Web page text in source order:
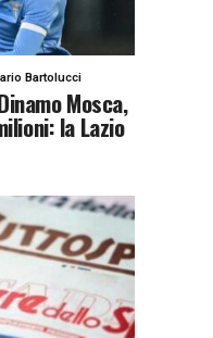
Bartolucci
Mosca,
la Lazio